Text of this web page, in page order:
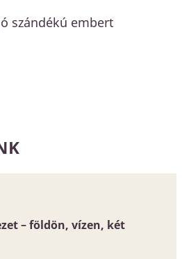
szándékú embert
– földön, vízen, két